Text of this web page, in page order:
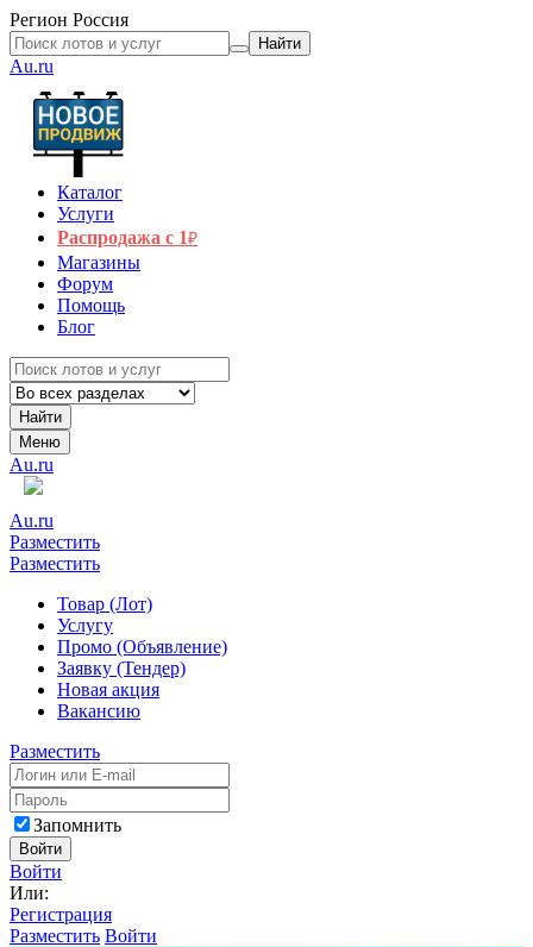
Регион Россия
Найти
Au.ru
Каталог
Услуги
Распродажа с 1₽
Магазины
Форум
Помощь
Блог
Найти
Меню
Au.ru
Au.ru
Разместить
Разместить
Товар (Лот)
Услугу
Промо (Объявление)
Заявку (Тендер)
Новая акция
Вакансию
Разместить
Запомнить
Войти
Войти
Или:
Регистрация
Разместить Войти